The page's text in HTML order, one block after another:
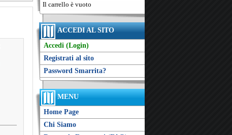
Il carrello è vuoto
ACCEDI AL SITO
Accedi (Login)
Registrati al sito
Password Smarrita?
MENU
Home Page
Chi Siamo